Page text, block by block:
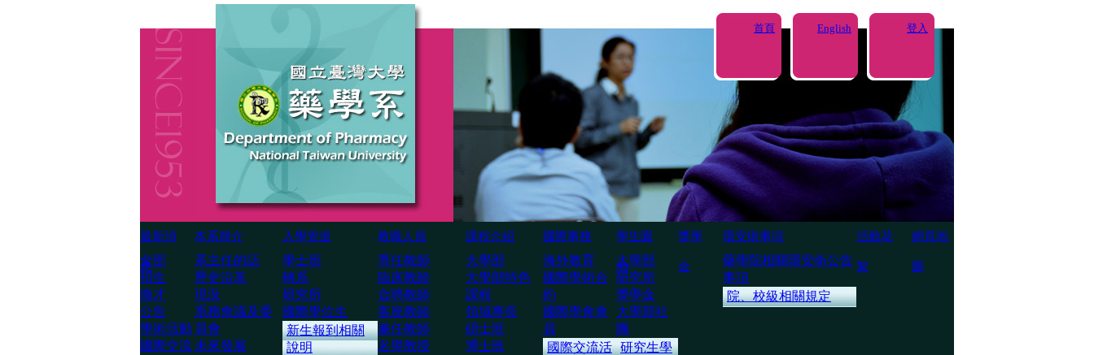
首頁 English 登入
最新消
息
本系簡介 入學管道 教職人員 課程介紹 國際事務 學生園
地
獎學
金
環安衛事項 活動花
絮
網頁地
圖
全部
招生
徵才
公告
學術活動
國際交流
系主任的話
歷史沿革
現況
系務會議及委
員會
未來發展
學士班
轉系
研究所
國際學位生
新生報到相關
說明
専任教師
臨床教師
合聘教師
客座教師
兼任教師
名譽教授
大學部
大學部特色
課程
領域專長
碩士班
博士班
海外教育
國際學術合
約
國際學會會
員
國際交流活
大學部
研究所
獎學金
大學部社
團
研究生學
藥學院相關環安衛公告
事項
院、校級相關規定